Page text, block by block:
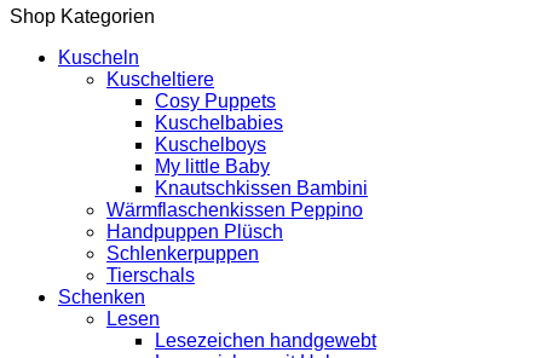
Shop Kategorien
Kuscheln
Kuscheltiere
Cosy Puppets
Kuschelbabies
Kuschelboys
My little Baby
Knautschkissen Bambini
Wärmflaschenkissen Peppino
Handpuppen Plüsch
Schlenkerpuppen
Tierschals
Schenken
Lesen
Lesezeichen handgewebt